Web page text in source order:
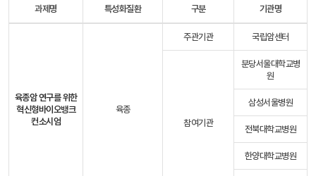
과제명 특성화질환 구분 기관명
육종암 연구를 위한
혁신형바이오뱅크
컨소시엄
육종
주관기관 국립암센터
참여기관
분당서울대학교병
원
삼성서울병원
전북대학교병원
한양대학교병원